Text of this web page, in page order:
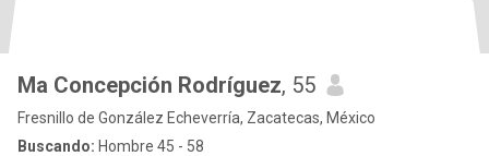
Ma Concepción Rodríguez, 55
Fresnillo de González Echeverría, Zacatecas, México
Buscando: Hombre 45 - 58